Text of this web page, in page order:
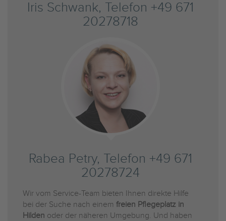
Iris Schwank, Telefon +49 671
20278718
Rabea Petry, Telefon +49 671
20278724
Wir vom Service-Team bieten Ihnen direkte Hilfe
bei der Suche nach einem freien Pflegeplatz in
Hilden oder der näheren Umgebung. Und haben